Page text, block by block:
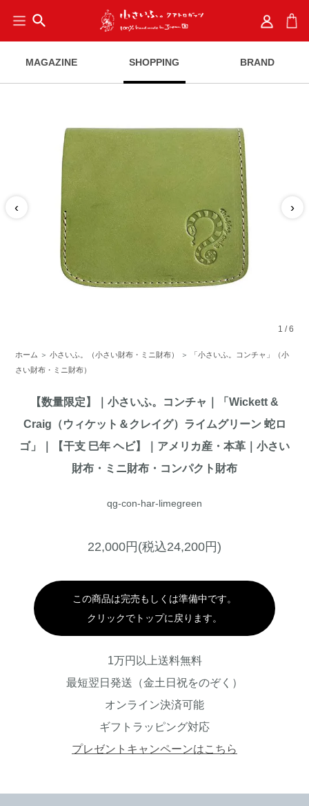
search
MAGAZINE SHOPPING BRAND
‹ ›
1 /6
ホーム ＞小さいふ。（小さい財布・ミニ財布） ＞
「小さいふ。コンチャ」（小
さい財布・ミニ財布）
【数量限定】｜小さいふ。コンチャ｜「Wickett &
Craig（ウィケット＆クレイグ）ライムグリーン 蛇ロ
ゴ」｜【干支 巳年 ヘビ】｜アメリカ産・本革｜小さい
財布・ミニ財布・コンパクト財布
qg-con-har-limegreen
22,000円(税込24,200円)
この商品は完売もしくは準備中です。
クリックでトップに戻ります。
1万円以上送料無料
最短翌日発送（金土日祝をのぞく）
オンライン決済可能
ギフトラッピング対応
プレゼントキャンペーンはこちら